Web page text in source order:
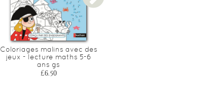
Coloriages malins avec des
jeux - lecture maths 5-6
ans gs
£6.50